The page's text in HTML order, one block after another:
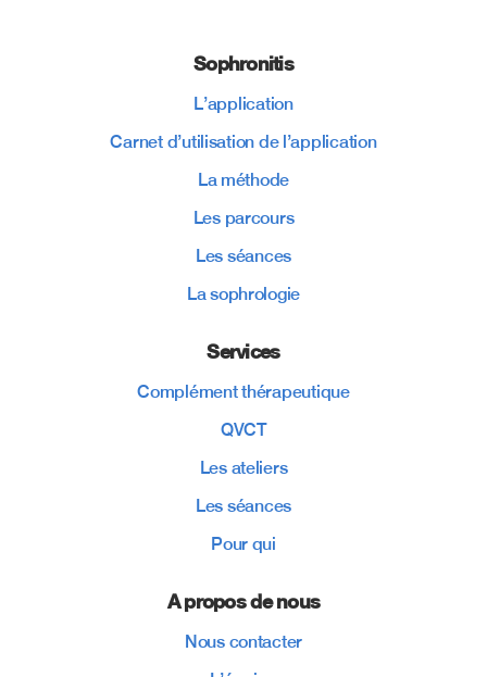
Sophronitis
L’application
Carnet d’utilisation de l’application
La méthode
Les parcours
Les séances
La sophrologie
Services
Complément thérapeutique
QVCT
Les ateliers
Les séances
Pour qui
A propos de nous
Nous contacter